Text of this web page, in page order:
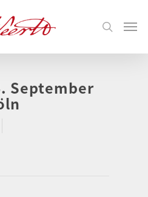
September